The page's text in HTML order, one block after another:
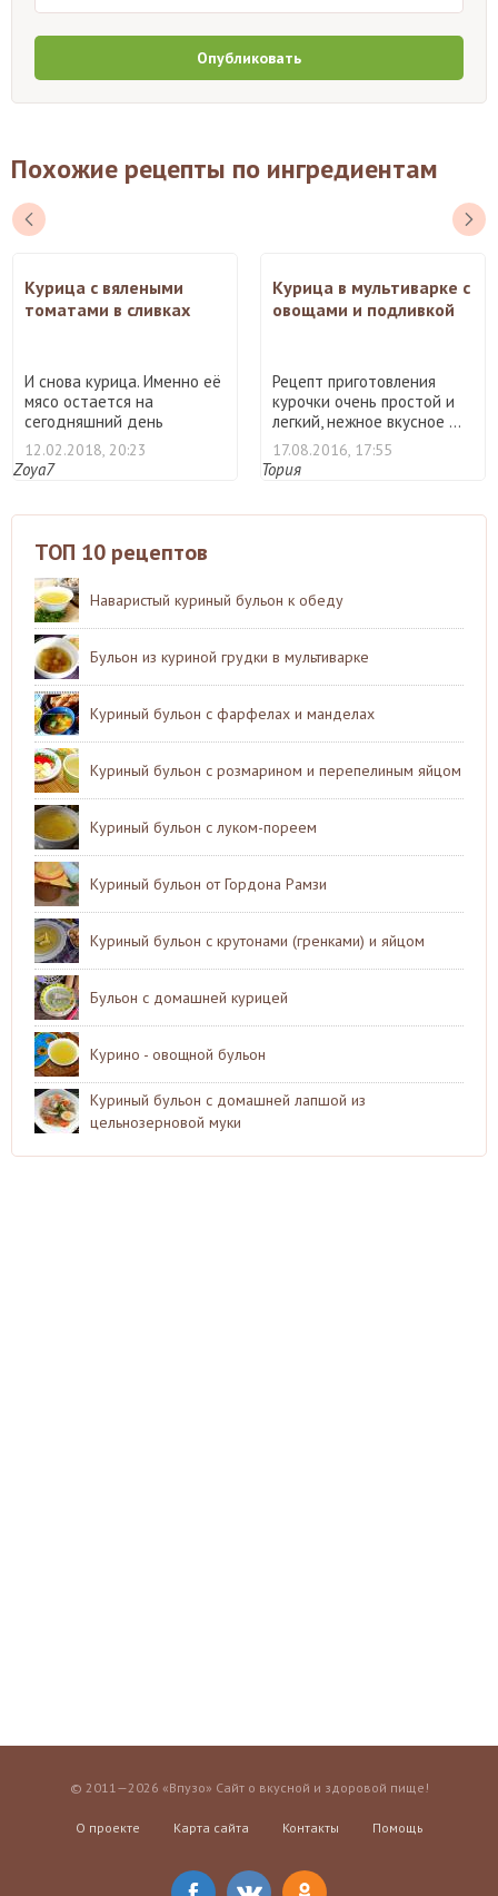
Опубликовать
Похожие рецепты по ингредиентам
Курица с вялеными
томатами в сливках
И снова курица. Именно её
мясо остается на
сегодняшний день
относите ...
12.02.2018, 20:23
Zoya7
Курица в мультиварке с
овощами и подливкой
Рецепт приготовления
курочки очень простой и
легкий, нежное вкусное ...
17.08.2016, 17:55
Тория
ТОП 10 рецептов
Наваристый куриный бульон к обеду
Бульон из куриной грудки в мультиварке
Куриный бульон с фарфелах и манделах
Куриный бульон с розмарином и перепелиным яйцом
Куриный бульон с луком-пореем
Куриный бульон от Гордона Рамзи
Куриный бульон с крутонами (гренками) и яйцом
Бульон с домашней курицей
Курино - овощной бульон
Куриный бульон с домашней лапшой из
цельнозерновой муки
© 2011—2026 «Впузо» Сайт о вкусной и здоровой пище!
О проекте Карта сайта Контакты Помощь